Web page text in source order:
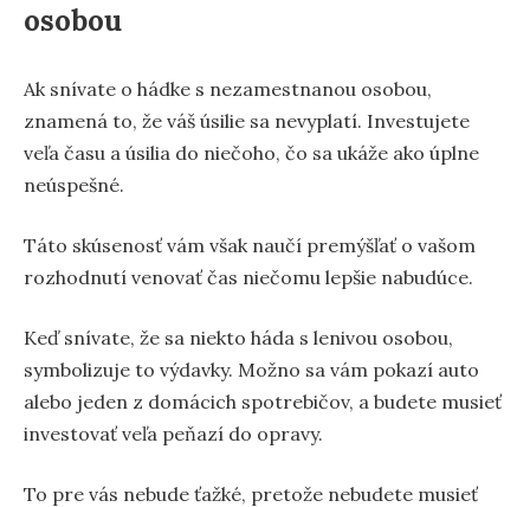
osobou
Ak snívate o hádke s nezamestnanou osobou,
znamená to, že váš úsilie sa nevyplatí. Investujete
veľa času a úsilia do niečoho, čo sa ukáže ako úplne
neúspešné.
Táto skúsenosť vám však naučí premýšľať o vašom
rozhodnutí venovať čas niečomu lepšie nabudúce.
Keď snívate, že sa niekto háda s lenivou osobou,
symbolizuje to výdavky. Možno sa vám pokazí auto
alebo jeden z domácich spotrebičov, a budete musieť
investovať veľa peňazí do opravy.
To pre vás nebude ťažké, pretože nebudete musieť